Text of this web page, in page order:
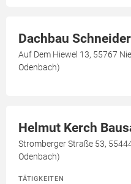
Dachbau Schneider
Auf Dem Hiewel 13, 55767
Odenbach)
Helmut Kerch
Stromberger Straße 53,
Odenbach)
TÄTIGKEITEN